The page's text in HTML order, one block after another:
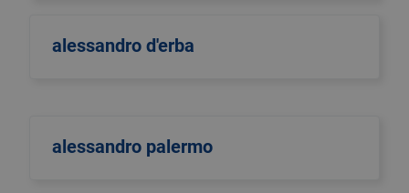
alessandro d'erba
alessandro palermo